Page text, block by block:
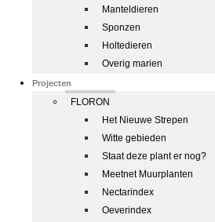
Manteldieren
Sponzen
Holtedieren
Overig marien
Projecten
FLORON
Het Nieuwe Strepen
Witte gebieden
Staat deze plant er nog?
Meetnet Muurplanten
Nectarindex
Oeverindex